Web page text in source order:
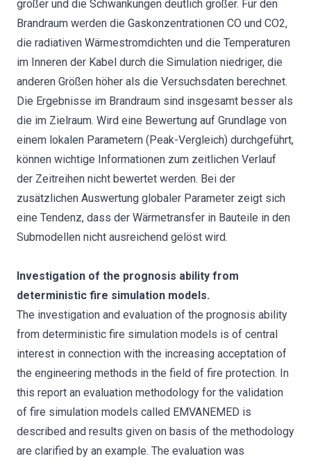
größer und die Schwankungen deutlich größer. Für den
Brandraum werden die Gaskonzentrationen CO und CO2,
die radiativen Wärmestromdichten und die Temperaturen
im Inneren der Kabel durch die Simulation niedriger, die
anderen Größen höher als die Versuchsdaten berechnet.
Die Ergebnisse im Brandraum sind insgesamt besser als
die im Zielraum. Wird eine Bewertung auf Grundlage von
einem lokalen Parametern (Peak-Vergleich) durchgeführt,
können wichtige Informationen zum zeitlichen Verlauf
der Zeitreihen nicht bewertet werden. Bei der
zusätzlichen Auswertung globaler Parameter zeigt sich
eine Tendenz, dass der Wärmetransfer in Bauteile in den
Submodellen nicht ausreichend gelöst wird.
Investigation of the prognosis ability from
deterministic fire simulation models.
The investigation and evaluation of the prognosis ability
from deterministic fire simulation models is of central
interest in connection with the increasing acceptation of
the engineering methods in the field of fire protection. In
this report an evaluation methodology for the validation
of fire simulation models called EMVANEMED is
described and results given on basis of the methodology
are clarified by an example. The evaluation was